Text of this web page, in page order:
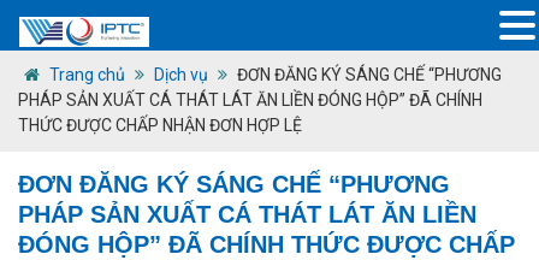
Trang chủ Dịch vụ
ĐƠN ĐĂNG KÝ SÁNG CHẾ “PHƯƠNG
PHÁP SẢN XUẤT CÁ THÁT LÁT ĂN LIỀN ĐÓNG HỘP” ĐÃ CHÍNH
THỨC ĐƯỢC CHẤP NHẬN ĐƠN HỢP LỆ
ĐƠN ĐĂNG KÝ SÁNG CHẾ “PHƯƠNG
PHÁP SẢN XUẤT CÁ THÁT LÁT ĂN LIỀN
ĐÓNG HỘP” ĐÃ CHÍNH THỨC ĐƯỢC CHẤP